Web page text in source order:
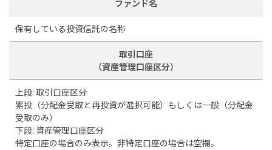
ファンド名
保有している投資信託の名称
取引口座
（資産管理口座区分）
上段: 取引口座区分
累投（分配金受取と再投資が選択可能）もしくは一般（分配金
受取のみ）
下段: 資産管理口座区分
特定口座の場合のみ表示。非特定口座の場合は空欄。